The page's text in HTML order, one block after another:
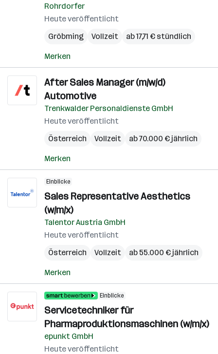
Rohrdorfer
Heute veröffentlicht
Gröbming
Vollzeit ab 17,71 € stündlich
Merken
After Sales Manager (m/w/d)
Automotive
Trenkwalder Personaldienste GmbH
Heute veröffentlicht
Österreich
Vollzeit ab 70.000 € jährlich
Merken
Einblicke
Sales Representative Aesthetics
(w/m/x)
Talentor Austria GmbH
Heute veröffentlicht
Österreich
Vollzeit ab 55.000 € jährlich
Merken
Einblicke
Servicetechniker für
Pharmaproduktionsmaschinen (w/m/x)
epunkt GmbH
Heute veröffentlicht